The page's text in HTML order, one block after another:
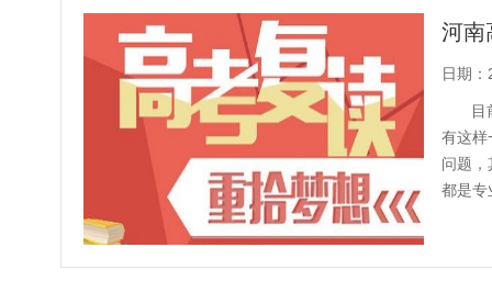
河南
日期
目
有这样
问题
都是专